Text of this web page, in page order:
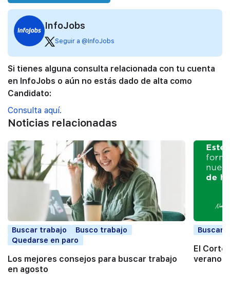
InfoJobs
Seguir a @InfoJobs
Si tienes alguna consulta relacionada con tu cuenta
en InfoJobs o aún no estás dado de alta como
Candidato:
Consulta aquí.
Noticias relacionadas
Buscar trabajo
Busco trabajo
Quedarse en paro
Los mejores consejos para buscar trabajo
en agosto
Buscar
El Corte
verano